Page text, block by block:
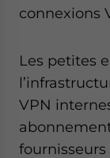
connexions
Les petites
VPN
fournisseurs